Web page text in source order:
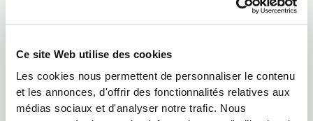
Ce site Web utilise des cookies
Les cookies nous permettent de personnaliser le contenu
et les annonces, d'offrir des fonctionnalités relatives aux
médias sociaux et d'analyser notre trafic. Nous
150 g de chou blanc et 150 g de carottes
5 tiges de persil plat
30 g de noix de cajou
3 c. à soupe de mayonnaise et 3 de yaourt